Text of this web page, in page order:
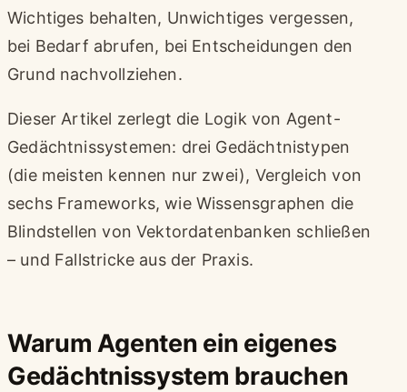
Wichtiges behalten, Unwichtiges vergessen,
bei Bedarf abrufen, bei Entscheidungen den
Grund nachvollziehen.
Dieser Artikel zerlegt die Logik von Agent-
Gedächtnissystemen: drei Gedächtnistypen
(die meisten kennen nur zwei), Vergleich von
sechs Frameworks, wie Wissensgraphen die
Blindstellen von Vektordatenbanken schließen
– und Fallstricke aus der Praxis.
Warum Agenten ein eigenes
Gedächtnissystem brauchen